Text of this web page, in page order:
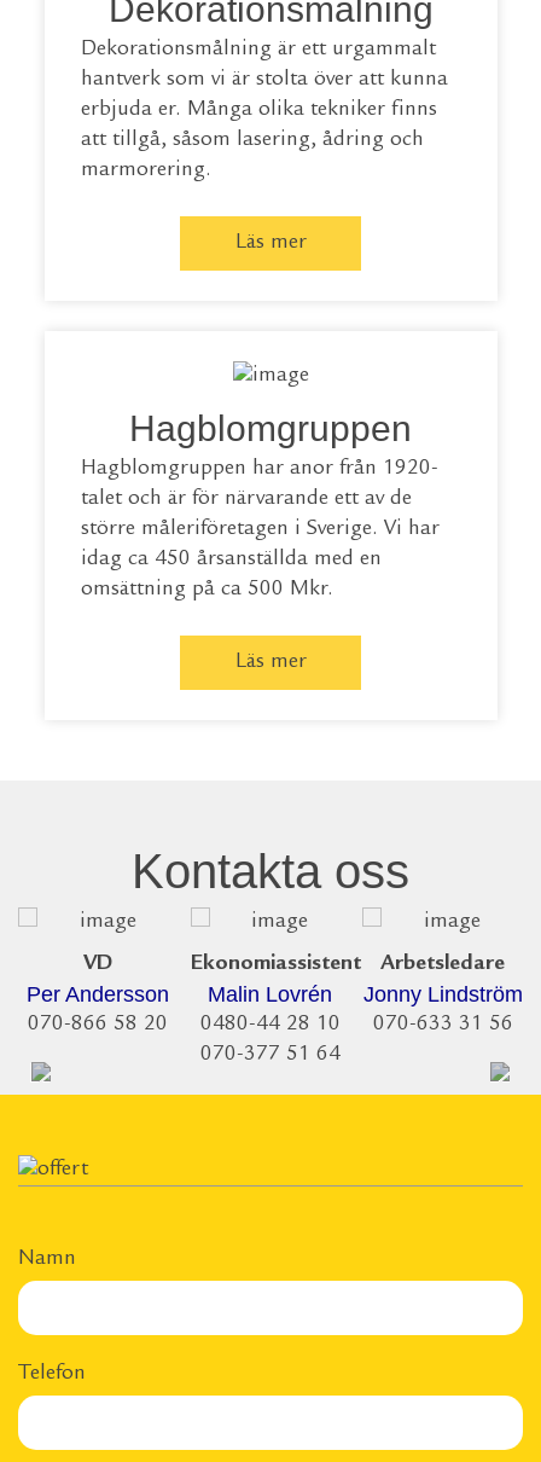
Dekorationsmålning
Dekorationsmålning är ett urgammalt
hantverk som vi är stolta över att kunna
erbjuda er. Många olika tekniker finns
att tillgå, såsom lasering, ådring och
marmorering.
Läs mer
Hagblomgruppen
Hagblomgruppen har anor från 1920-
talet och är för närvarande ett av de
större måleriföretagen i Sverige. Vi har
idag ca 450 årsanställda med en
omsättning på ca 500 Mkr.
Läs mer
Kontakta oss
VD
Per Andersson
070-866 58 20
Ekonomiassistent
Malin Lovrén
0480-44 28 10
070-377 51 64
Arbetsledare
Jonny Lindström
070-633 31 56
Namn
Telefon